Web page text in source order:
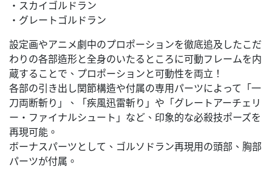
・スカイゴルドラン
・グレートゴルドラン
設定画やアニメ劇中のプロポーションを徹底追及したこだ
わりの各部造形と全身のいたるところに可動フレームを内
蔵することで、プロポーションと可動性を両立！
各部の引き出し関節構造や付属の専用パーツによって「一
刀両断斬り」、「疾風迅雷斬り」や「グレートアーチェリ
ー・ファイナルシュート」など、印象的な必殺技ポーズを
再現可能。
ボーナスパーツとして、ゴルソドラン再現用の頭部、胸部
パーツが付属。